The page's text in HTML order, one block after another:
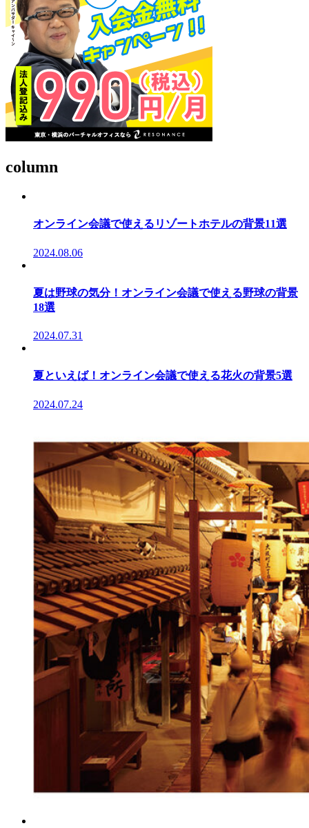
column
オンライン会議で使えるリゾートホテルの背景11選
2024.08.06
夏は野球の気分！オンライン会議で使える野球の背景
18選
2024.07.31
夏といえば！オンライン会議で使える花火の背景5選
2024.07.24